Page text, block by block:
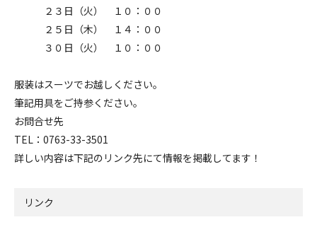
２３日（火） １０：００
２５日（木） １４：００
３０日（火） １０：００
服装はスーツでお越しください。
筆記用具をご持参ください。
お問合せ先
TEL：0763-33-3501
詳しい内容は下記のリンク先にて情報を掲載してます！
リンク